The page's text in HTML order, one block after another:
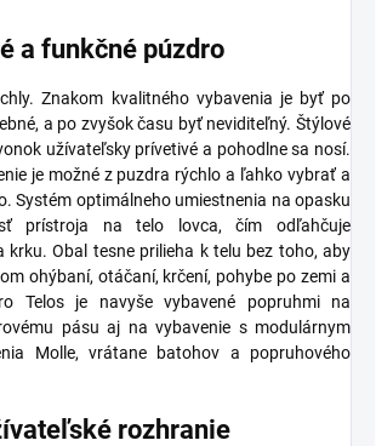
a funkčné púzdro
Znakom kvalitného vybavenia je byť po
a po zvyšok času byť neviditeľný. Štýlové
užívateľsky prívetivé a pohodlne sa nosí.
je možné z puzdra rýchlo a ľahko vybrať a
Systém optimálneho umiestnenia na opasku
prístroja na telo lovca, čím odľahčuje
krku. Obal tesne prilieha k telu bez toho, aby
ohýbaní, otáčaní, krčení, pohybe po zemi a
Telos je navyše vybavené popruhmi na
pásu aj na vybavenie s modulárnym
Molle, vrátane batohov a popruhového
rozhranie